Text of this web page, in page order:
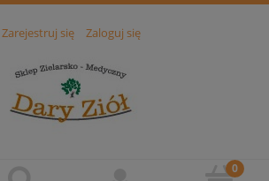
Zarejestruj się Zaloguj się